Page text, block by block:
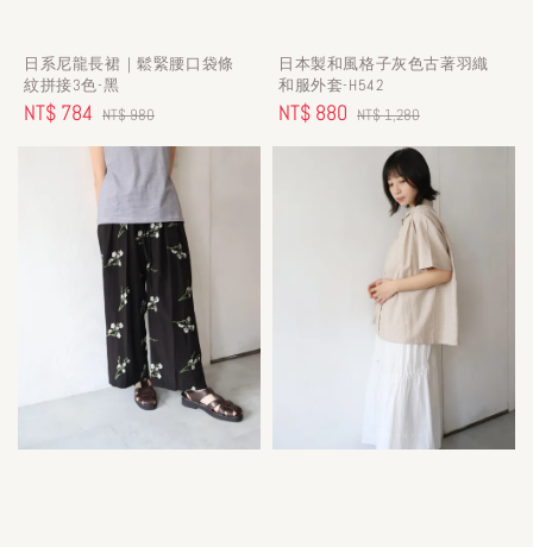
日系尼龍長裙｜鬆緊腰口袋條
紋拼接3色-黑
Sale
NT$ 784 Regular
price
NT$ 980
日本製和風格子灰色古著羽織
和服外套-H542
Sale
price
NT$ 880 Regular
price
NT$ 1,280